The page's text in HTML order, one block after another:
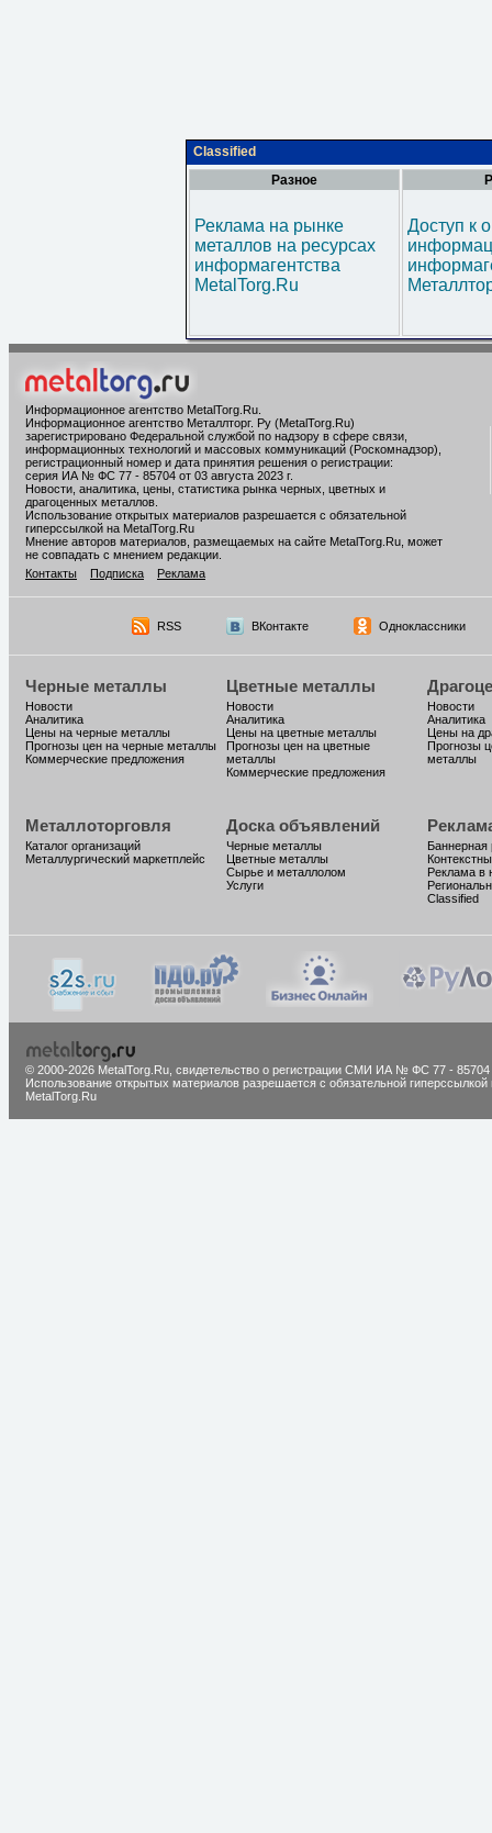
Classified
Разное
Реклама на рынке
металлов на ресурсах
информагентства
MetalTorg.Ru
Доступ к
Информационное агентство MetalTorg.Ru
Информационное агентство Металлторг. Ру (MetalTorg.Ru)
зарегистрировано Федеральной службой по надзору в сфере связи,
информационных технологий и массовых коммуникаций (Роскомнадзор),
регистрационный номер и дата принятия решения о регистрации:
серия ИА № ФС 77 - 85704 от 03 августа 2023 г.
Новости, аналитика, цены, статистика рынка черных, цветных и
драгоценных металлов.
Использование открытых материалов разрешается с обязательной
гиперссылкой на MetalTorg.Ru
Мнение авторов материалов, размещаемых на сайте MetalTorg.Ru, может
не совпадать с мнением редакции.
Контакты
Подписка Реклама
RSS ВКонтакте Одноклассники
Черные металлы
Новости
Аналитика
Цены на черные металлы
Прогнозы цен на черные металлы
Коммерческие предложения
Цветные металлы
Новости
Аналитика
Цены на цветные металлы
Прогнозы цен на цветные
металлы
Коммерческие предложения
Новости
Аналитика
Цены на
Прогнозы
металлы
Металлоторговля
Каталог организаций
Металлургический маркетплейс
Доска объявлений
Черные металлы
Цветные металлы
Сырье и металлолом
Услуги
Баннерная
Реклама в
Classified
© 2000-2026 MetalTorg.Ru, cвидетельство о регистрации СМИ ИА № ФС 77 - 85704
Использование открытых материалов разрешается с обязательной гиперссылкой
MetalTorg.Ru